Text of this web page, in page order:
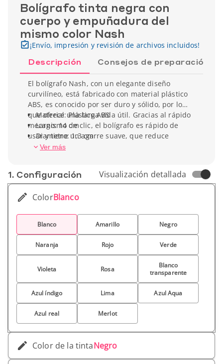
Bolígrafo tinta negra con
cuerpo y empuñadura del
mismo color Nash
¡Envío, impresión y revisión de archivos incluidos!
Descripción Consejos de preparación
El bolígrafo Nash, con un elegante diseño
curvilíneo, está fabricado con material plástico
ABS, es conocido por ser duro y sólido, por lo
que ofrece una larga vida útil. Gracias al rápido
mecanismo de clic, el bolígrafo es rápido de
usar y tiene un agarre suave, que reduce
cualquier tensión en la superficie de escritura.
Material: Plástico ABS
Largo: 14 cm
Diametro: 1,3 cm
Peso unitario : 11 g
Ver más
1. Conf­iguración Visualización detallada
ColorBlanco
Blanco Amarillo Negro
Naranja Rojo Verde
Violeta Rosa
Blanco
transparente
Azul índigo Lima Azul Aqua
Azul real Merlot
Color de la tintaNegro